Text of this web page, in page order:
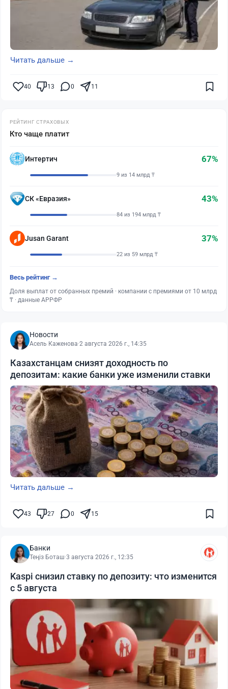
Читать дальше →
40 13 0 11
РЕЙТИНГ СТРАХОВЫХ
Кто чаще платит
Интертич 67%
9 из 14 млрд ₸
СК «Евразия» 43%
84 из 194 млрд ₸
Jusan Garant 37%
22 из 59 млрд ₸
Весь рейтинг →
Доля выплат от собранных премий · компании с премиями от 10 млрд
₸ · данные АРРФР
Новости
Асель Каженова·2 августа 2026 г., 14:35
Казахстанцам снизят доходность по
депозитам: какие банки уже изменили ставки
Читать дальше →
43 27 0 15
Банки
Теңіз Боташ·3 августа 2026 г., 12:35
Kaspi снизил ставку по депозиту: что изменится
с 5 августа